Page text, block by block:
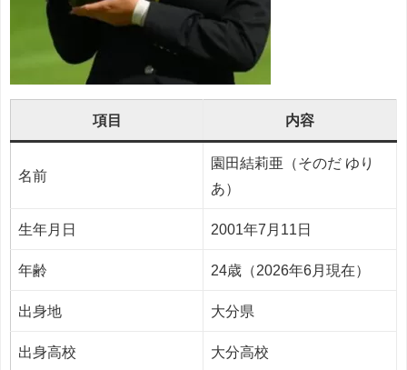
項目 内容
名前
園田結莉亜（そのだ ゆり
あ）
生年月日 2001年7月11日
年齢 24歳（2026年6月現在）
出身地 大分県
出身高校 大分高校